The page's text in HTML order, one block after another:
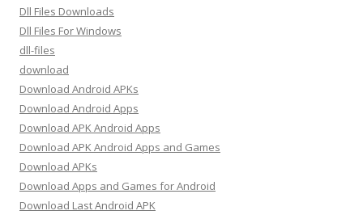
Dll Files Downloads
Dll Files For Windows
dll-files
download
Download Android APKs
Download Android Apps
Download APK Android Apps
Download APK Android Apps and Games
Download APKs
Download Apps and Games for Android
Download Last Android APK